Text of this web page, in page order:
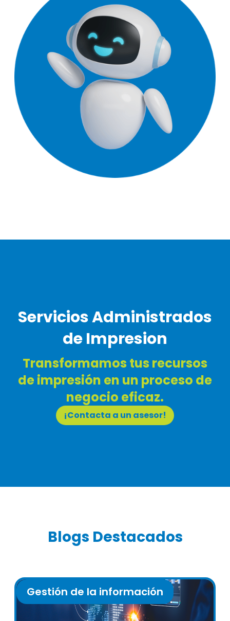
Servicios Administrados
de Impresion
Transformamos tus recursos
de impresión en un proceso de
negocio eficaz.
¡Contacta a un asesor!
Blogs Destacados
Gestión de la información